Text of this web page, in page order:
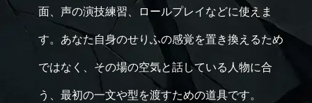
面、声の演技練習、ロールプレイなどに使えま
す。あなた自身のせりふの感覚を置き換えるため
ではなく、その場の空気と話している人物に合
う、最初の一文や型を渡すための道具です。